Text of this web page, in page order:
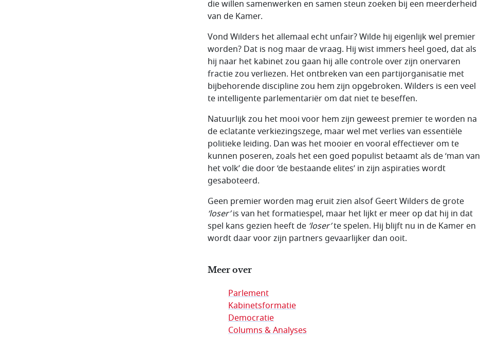
die willen samenwerken en samen steun zoeken bij een meerderheid
van de Kamer.
Vond Wilders het allemaal echt unfair? Wilde hij eigenlijk wel premier
worden? Dat is nog maar de vraag. Hij wist immers heel goed, dat als
hij naar het kabinet zou gaan hij alle controle over zijn onervaren
fractie zou verliezen. Het ontbreken van een partijorganisatie met
bijbehorende discipline zou hem zijn opgebroken. Wilders is een veel
te intelligente parlementariër om dat niet te beseffen.
Natuurlijk zou het mooi voor hem zijn geweest premier te worden na
de eclatante verkiezingszege, maar wel met verlies van essentiële
politieke leiding. Dan was het mooier en vooral effectiever om te
kunnen poseren, zoals het een goed populist betaamt als de ‘man van
het volk’ die door ‘de bestaande elites’ in zijn aspiraties wordt
gesaboteerd.
Geen premier worden mag eruit zien alsof Geert Wilders de grote
‘loser’is van het formatiespel, maar het lijkt er meer op dat hij in dat
spel kans gezien heeft de ‘loser’te spelen. Hij blijft nu in de Kamer en
wordt daar voor zijn partners gevaarlijker dan ooit.
Meer over
Parlement
Kabinetsformatie
Democratie
Columns & Analyses